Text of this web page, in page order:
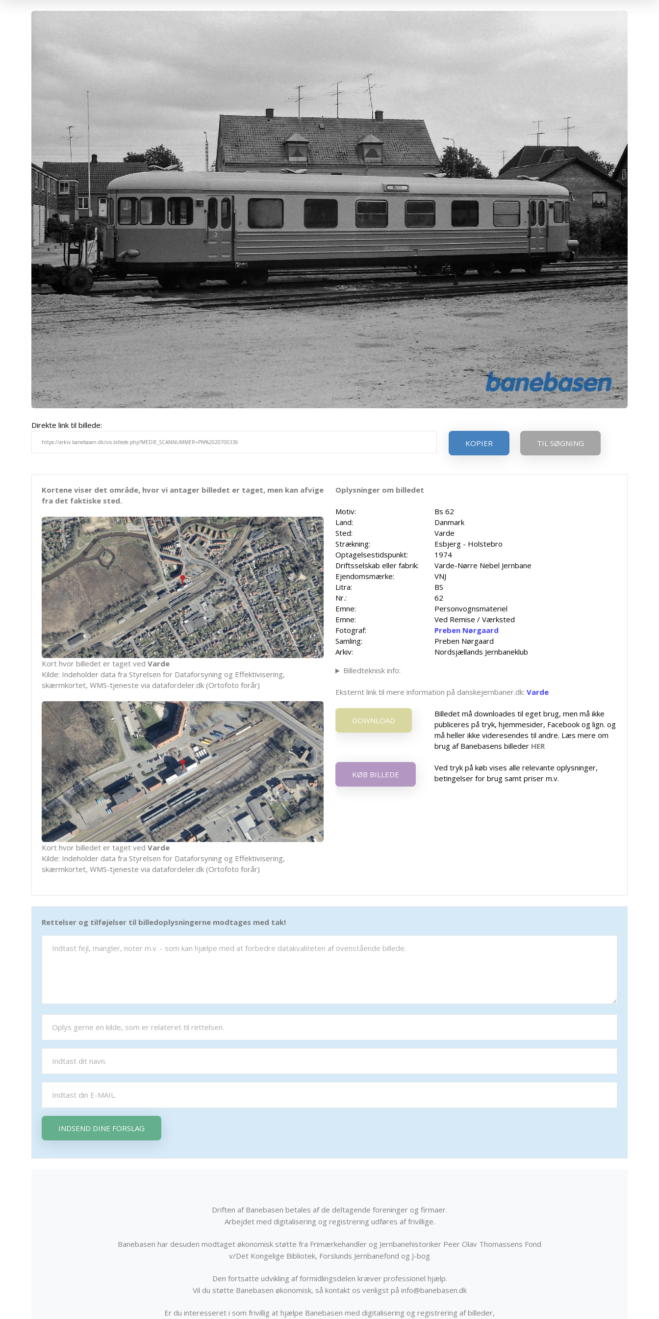
Direkte link til billede:
KOPIER
TIL SØGNING
Kortene viser det område, hvor vi antager billedet er taget, men kan afvige
fra det faktiske sted.
Kort hvor billedet er taget ved Varde
Kilde: Indeholder data fra Styrelsen for Dataforsyning og Effektivisering,
skærmkortet, WMS-tjeneste via datafordeler.dk (Ortofoto forår)
Kort hvor billedet er taget ved Varde
Kilde: Indeholder data fra Styrelsen for Dataforsyning og Effektivisering,
skærmkortet, WMS-tjeneste via datafordeler.dk (Ortofoto forår)
Oplysninger om billedet
Motiv:
Bs 62
Land:
Danmark
Sted:
Varde
Strækning:
Esbjerg - Holstebro
Optagelsestidspunkt:
1974
Driftsselskab eller fabrik:
Varde-Nørre Nebel Jernbane
Ejendomsmærke:
VNJ
Litra:
BS
Nr.:
62
Emne:
Personvognsmateriel
Emne:
Ved Remise / Værksted
Fotograf:
Preben Nørgaard
Samling:
Preben Nørgaard
Arkiv:
Nordsjællands Jernbaneklub
Billedteknisk info:
Eksternt link til mere information på danskejernbaner.dk: Varde
DOWNLOAD
Billedet må downloades til eget brug, men må ikke
publiceres på tryk, hjemmesider, Facebook og lign. og
må heller ikke videresendes til andre. Læs mere om
brug af Banebasens billeder HER
KØB BILLEDE
Ved tryk på køb vises alle relevante oplysninger,
betingelser for brug samt priser m.v.
Rettelser og tilføjelser til billedoplysningerne modtages med tak!
INDSEND DINE FORSLAG
Driften af Banebasen betales af de deltagende foreninger og firmaer.
Arbejdet med digitalisering og registrering udføres af frivillige.
Banebasen har desuden modtaget økonomisk støtte fra Frimærkehandler og Jernbanehistoriker Peer Olav Thomassens Fond
v/Det Kongelige Bibliotek, Forslunds Jernbanefond og J-bog
Den fortsatte udvikling af formidlingsdelen kræver professionel hjælp.
Vil du støtte Banebasen økonomisk, så kontakt os venligst på info@banebasen.dk
Er du interesseret i som frivillig at hjælpe Banebasen med digitalisering og registrering af billeder,